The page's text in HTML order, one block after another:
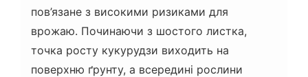
пов’язане з високими ризиками для
врожаю. Починаючи з шостого листка,
точка росту кукурудзи виходить на
поверхню ґрунту, а всередині рослини